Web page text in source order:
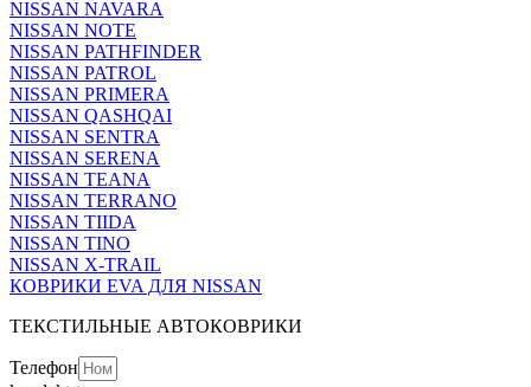
NISSAN NAVARA
NISSAN NOTE
NISSAN PATHFINDER
NISSAN PATROL
NISSAN PRIMERA
NISSAN QASHQAI
NISSAN SENTRA
NISSAN SERENA
NISSAN TEANA
NISSAN TERRANO
NISSAN TIIDA
NISSAN TINO
NISSAN X-TRAIL
КОВРИКИ EVA ДЛЯ NISSAN
ТЕКСТИЛЬНЫЕ АВТОКОВРИКИ
Телефон